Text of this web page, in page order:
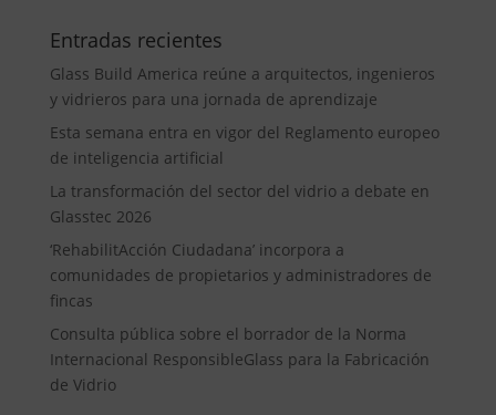
Entradas recientes
Glass Build America reúne a arquitectos, ingenieros
y vidrieros para una jornada de aprendizaje
Esta semana entra en vigor del Reglamento europeo
de inteligencia artificial
La transformación del sector del vidrio a debate en
Glasstec 2026
‘RehabilitAcción Ciudadana’ incorpora a
comunidades de propietarios y administradores de
fincas
Consulta pública sobre el borrador de la Norma
Internacional ResponsibleGlass para la Fabricación
de Vidrio